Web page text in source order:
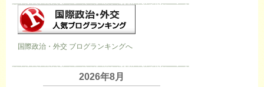
国際政治・外交 ブログランキングへ
2026年8月